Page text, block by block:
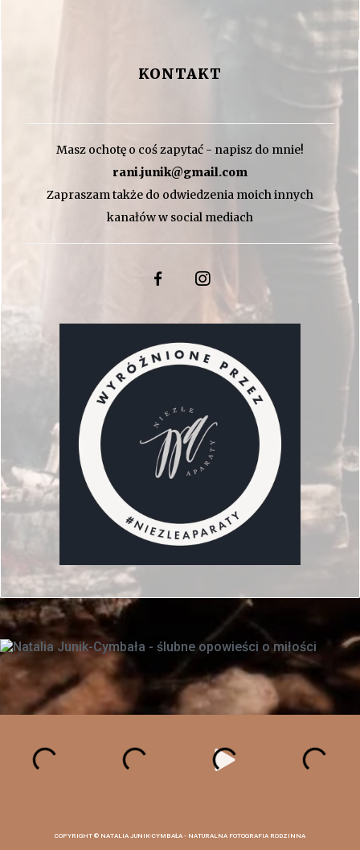
KONTAKT
Masz ochotę o coś zapytać - napisz do mnie!
rani.junik@gmail.com
Zapraszam także do odwiedzenia moich innych
kanałów w social mediach
COPYRIGHT © NATALIA JUNIK-CYMBAŁA - NATURALNA FOTOGRAFIA RODZINNA